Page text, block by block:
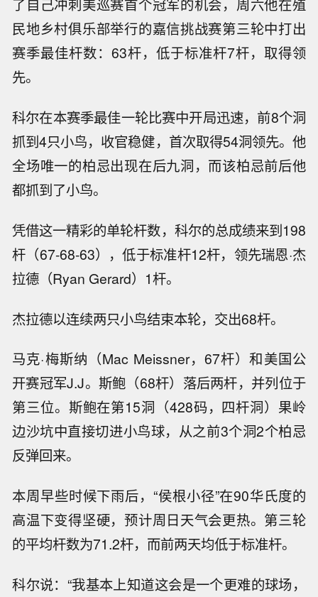
了自己冲刺美巡赛首个冠军的机会，周六他在殖
民地乡村俱乐部举行的嘉信挑战赛第三轮中打出
赛季最佳杆数：63杆，低于标准杆7杆，取得领
先。
科尔在本赛季最佳一轮比赛中开局迅速，前8个洞
抓到4只小鸟，收官稳健，首次取得54洞领先。他
全场唯一的柏忌出现在后九洞，而该柏忌前后他
都抓到了小鸟。
凭借这一精彩的单轮杆数，科尔的总成绩来到198
杆（67-68-63），低于标准杆12杆，领先瑞恩·杰
拉德（Ryan Gerard）1杆。
杰拉德以连续两只小鸟结束本轮，交出68杆。
马克·梅斯纳（Mac Meissner，67杆）和美国公
开赛冠军J.J。斯鲍（68杆）落后两杆，并列位于
第三位。斯鲍在第15洞（428码，四杆洞）果岭
边沙坑中直接切进小鸟球，从之前3个洞2个柏忌
反弹回来。
本周早些时候下雨后，“侯根小径”在90华氏度的
高温下变得坚硬，预计周日天气会更热。第三轮
的平均杆数为71.2杆，而前两天均低于标准杆。
科尔说：“我基本上知道这会是一个更难的球场，